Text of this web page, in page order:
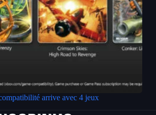
arrive avec 4 jeux